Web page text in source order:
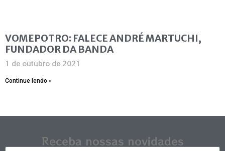
VOMEPOTRO: FALECE ANDRÉ MARTUCHI,
FUNDADOR DA BANDA
1 de outubro de 2021
Continue lendo »
Receba nossas novidades